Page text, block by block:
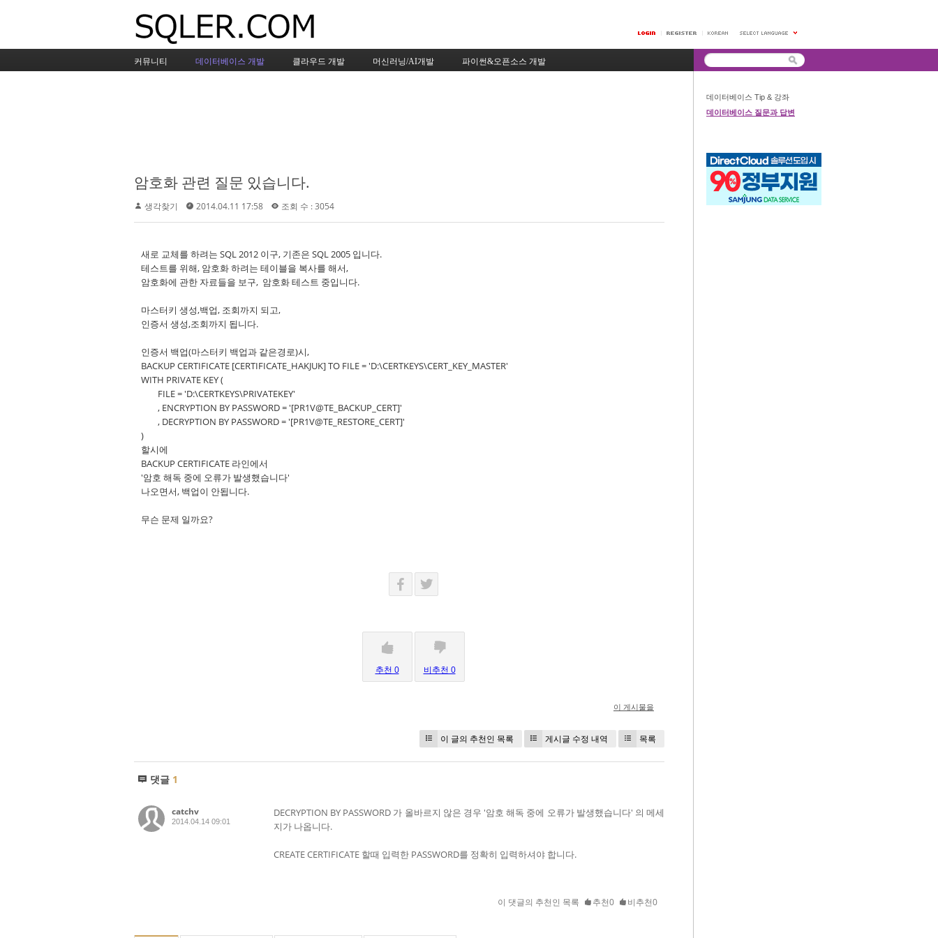
커뮤니티 데이터베이스 개발 클라우드 개발 머신러닝/AI개발 파이썬&오픈소스 개발
암호화 관련 질문 있습니다.
생각찾기 2014.04.11 17:58 조회 수 : 3054
새로 교체를 하려는 SQL 2012 이구, 기존은 SQL 2005 입니다.
테스트를 위해, 암호화 하려는 테이블을 복사를 해서,
암호화에 관한 자료들을 보구, 암호화 테스트 중입니다.
마스터키 생성,백업, 조회까지 되고,
인증서 생성,조회까지 됩니다.
인증서 백업(마스터키 백업과 같은경로)시,
BACKUP CERTIFICATE [CERTIFICATE_HAKJUK] TO FILE = 'D:\CERTKEYS\CERT_KEY_MASTER'
WITH PRIVATE KEY (
FILE = 'D:\CERTKEYS\PRIVATEKEY'
, ENCRYPTION BY PASSWORD = '[PR1V@TE_BACKUP_CERT]'
, DECRYPTION BY PASSWORD = '[PR1V@TE_RESTORE_CERT]'
)
할시에
BACKUP CERTIFICATE 라인에서
'암호 해독 중에 오류가 발생했습니다'
나오면서, 백업이 안됩니다.
무슨 문제 일까요?
추천 0 비추천 0
이 게시물을
이 글의 추천인 목록 게시글 수정 내역 목록
댓글 1
catchv
2014.04.14 09:01
DECRYPTION BY PASSWORD 가 올바르지 않은 경우 '암호 해독 중에 오류가 발생했습니다' 의 메세
지가 나옵니다.
CREATE CERTIFICATE 할때 입력한 PASSWORD를 정확히 입력하셔야 합니다.
이 댓글의 추천인 목록 추천0 비추천0
데이터베이스 Tip & 강좌
데이터베이스 질문과 답변